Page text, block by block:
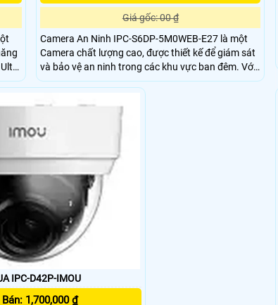
Giá gốc: 00 ₫
Camera An Ninh IPC-S6DP-5M0WEB-E27 là một
Camera chất lượng cao, được thiết kế để giám sát
và bảo vệ an ninh trong các khu vực ban đêm. Với
đèn hồng ngoại có tầm nhìn lên đến 20m, camera
này cho phép người dùng nhìn rõ các hình ảnh
trong môi trường thiếu sáng. Bên cạnh đó, camera
IPC-D42P-IMOU
1,700,000 ₫